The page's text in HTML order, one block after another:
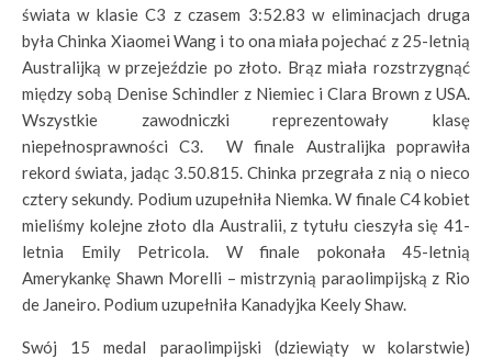
świata w klasie C3 z czasem 3:52.83 w eliminacjach druga
była Chinka Xiaomei Wang i to ona miała pojechać z 25-letnią
Australijką w przejeździe po złoto. Brąz miała rozstrzygnąć
między sobą Denise Schindler z Niemiec i Clara Brown z USA.
Wszystkie zawodniczki reprezentowały klasę
niepełnosprawności C3. W finale Australijka poprawiła
rekord świata, jadąc 3.50.815. Chinka przegrała z nią o nieco
cztery sekundy. Podium uzupełniła Niemka. W finale C4 kobiet
mieliśmy kolejne złoto dla Australii, z tytułu cieszyła się 41-
letnia Emily Petricola. W finale pokonała 45-letnią
Amerykankę Shawn Morelli – mistrzynią paraolimpijską z Rio
de Janeiro. Podium uzupełniła Kanadyjka Keely Shaw.
Swój 15 medal paraolimpijski (dziewiąty w kolarstwie)